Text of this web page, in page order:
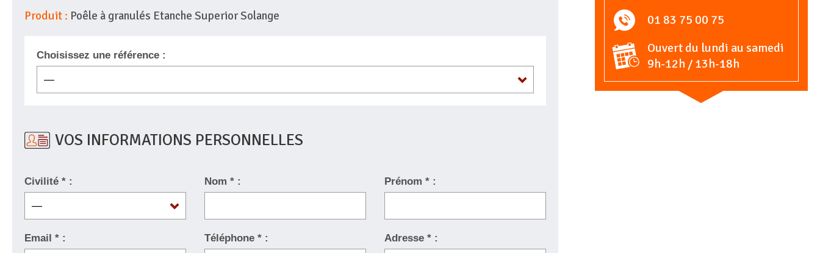
Produit : Poêle à granulés Etanche Superior Solange
Choisissez une référence :
VOS INFORMATIONS PERSONNELLES
Civilité * : Nom * : Prénom * :
Email * : Téléphone * : Adresse * :
01 83 75 00 75
Ouvert du lundi au samedi
9h-12h / 13h-18h